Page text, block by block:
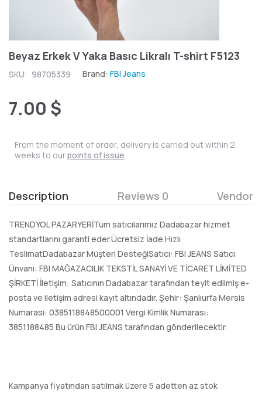
Beyaz Erkek V Yaka Basıc Likralı T-shirt F5123
SKU: 98705339 Brand: FBI Jeans
7.00 $
From the moment of order, delivery is carried out within 2
weeks to ourpoints of issue.
Description Reviews 0 Vendor
TRENDYOL PAZARYERİTüm satıcılarımız Dadabazar hizmet
standartlarını garanti eder.Ücretsiz İade Hızlı
TeslimatDadabazar Müşteri DesteğiSatıcı: FBI JEANS Satıcı
Ünvanı: FBI MAĞAZACILIK TEKSTİL SANAYİ VE TİCARET LİMİTED
ŞİRKETİ İletişim: Satıcının Dadabazar tarafından teyit edilmiş e-
posta ve iletişim adresi kayıt altındadır. Şehir: Şanlıurfa Mersis
Numarası: 0385118848500001 Vergi Kimlik Numarası:
3851188485 Bu ürün FBI JEANS tarafından gönderilecektir.
Kampanya fiyatından satılmak üzere 5 adetten az stok